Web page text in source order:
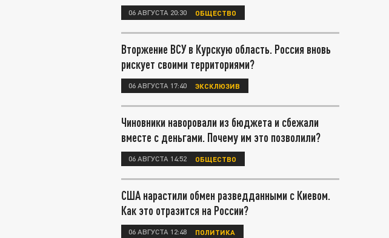
06 АВГУСТА 20:30 ОБЩЕСТВО
Вторжение ВСУ в Курскую область. Россия вновь
рискует своими территориями?
06 АВГУСТА 17:40 ЭКСКЛЮЗИВ
Чиновники наворовали из бюджета и сбежали
вместе с деньгами. Почему им это позволили?
06 АВГУСТА 14:52 ОБЩЕСТВО
США нарастили обмен разведданными с Киевом.
Как это отразится на России?
06 АВГУСТА 12:48 ПОЛИТИКА